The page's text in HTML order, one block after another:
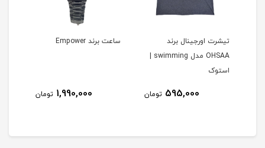
تیشرت اورجینال برند
استوک
595,000 تومان
ساعت برند Empower
1,990,000 تومان